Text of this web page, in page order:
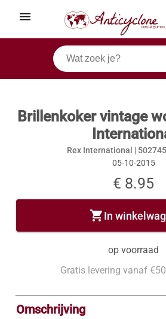
menu
Brillenkoker vintage
Rex International |
05-10-2015
€ 8.95
shopping_cartIn
op voorraad
Gratis levering vanaf €50
Omschrijving